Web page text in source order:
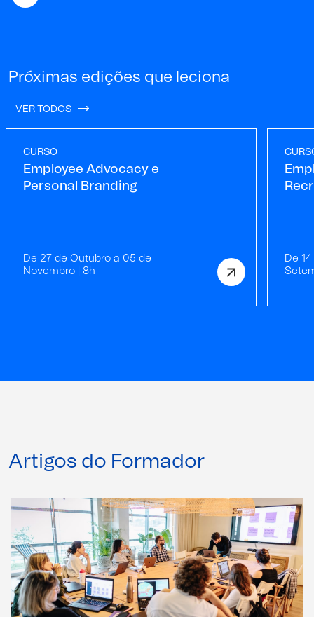
Próximas edições que leciona
VER TODOS
CURSO
Employee Advocacy e
Personal Branding
De 27 de Outubro a 05 de
Novembro | 8h
De
Artigos do Formador